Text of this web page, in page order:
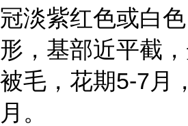
冠淡紫红色或白
形，基部近平截
被毛，花期5-7月
月。